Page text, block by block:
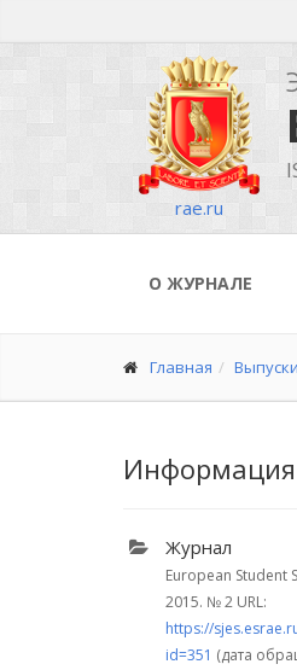
rae.ru
О ЖУРНАЛЕ
Главная
Информация
Журнал
European Student
2015. № 2 URL:
https://
id=351 (дата